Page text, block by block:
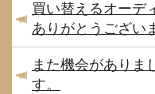
買い替えるオーデ
ありがとうござい
また機会がありま
す。